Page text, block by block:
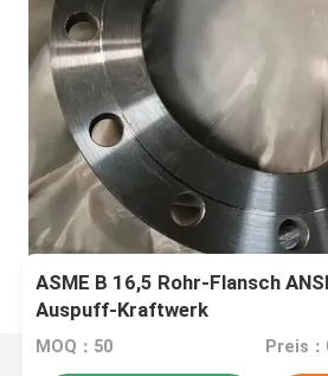
ASME B 16,5 Rohr-Flansch
Auspuff-Kraftwerk
MOQ：50 Preis